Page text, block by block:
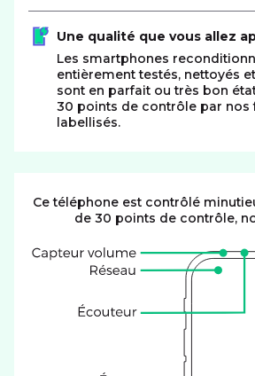
Une qualité que vous allez
Les smartphones
entièrement testés, nettoyés
sont en parfait ou très bon
30 points de contrôle par nos
labellisés.
Ce téléphone est contrôlé
de 30 points de contrôle,